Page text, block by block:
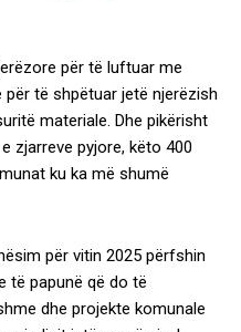
për të luftuar me
të shpëtuar jetë njerëzish
materiale. Dhe pikërisht
zjarreve pyjore, këto 400
ku ka më shumë
për vitin 2025 përfshin
të papunë që do të
dhe projekte komunale